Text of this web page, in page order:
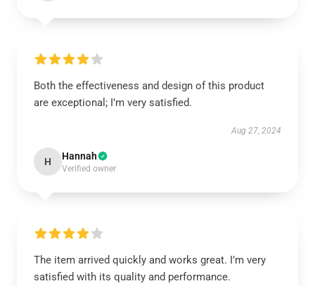
Both the effectiveness and design of this product
are exceptional; I’m very satisfied.
Aug 27, 2024
H Hannah
Verified owner
The item arrived quickly and works great. I’m very
satisfied with its quality and performance.